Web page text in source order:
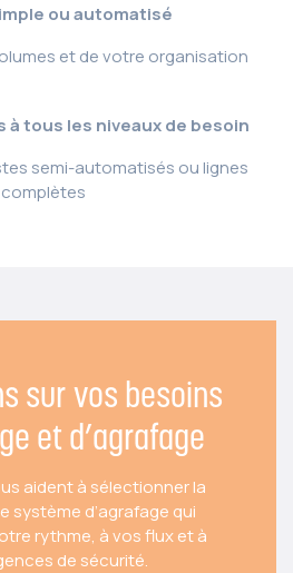
ou automatisé
et de votre organisation
tous les niveaux de besoin
semi-automatisés ou lignes
complètes
sur vos besoins
et d’agrafage
aident à sélectionner la
système d’agrafage qui
rythme, à vos flux et à
de sécurité.